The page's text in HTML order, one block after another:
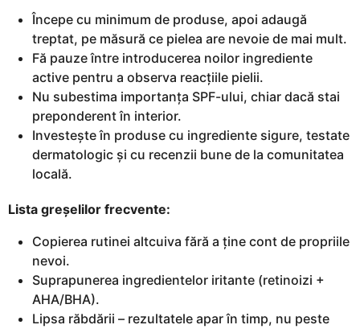
Începe cu minimum de produse, apoi adaugă
treptat, pe măsură ce pielea are nevoie de mai mult.
Fă pauze între introducerea noilor ingrediente
active pentru a observa reacțiile pielii.
Nu subestima importanța SPF-ului, chiar dacă stai
preponderent în interior.
Investește în produse cu ingrediente sigure, testate
dermatologic și cu recenzii bune de la comunitatea
locală.
Lista greșelilor frecvente:
Copierea rutinei altcuiva fără a ține cont de propriile
nevoi.
Suprapunerea ingredientelor iritante (retinoizi +
AHA/BHA).
Lipsa răbdării – rezultatele apar în timp, nu peste